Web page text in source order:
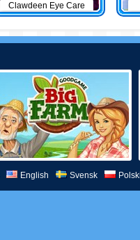
Clawdeen Eye Care
English Svensk